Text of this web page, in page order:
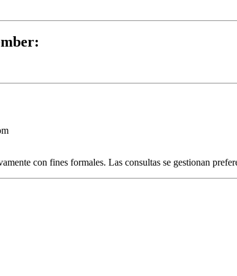
con fines formales. Las consultas se gestionan